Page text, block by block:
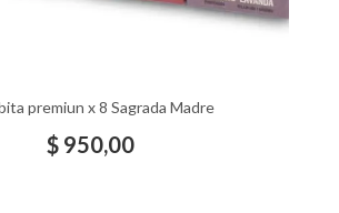
premiun x 8 Sagrada Madre
$950,00